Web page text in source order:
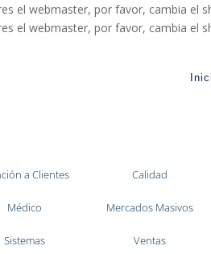
el webmaster, por favor, cambia el
el webmaster, por favor, cambia el
a Clientes Calidad
Médico Mercados Masivos
Sistemas Ventas